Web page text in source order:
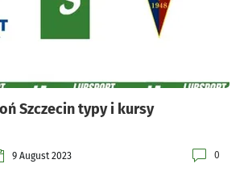
Szczecin typy i kursy
9 August 2023 0